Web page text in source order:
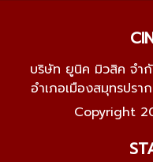
บริษัท ยูนิค มิวสิค จำ
อำเภอเมืองสมุทรปร
Copyright